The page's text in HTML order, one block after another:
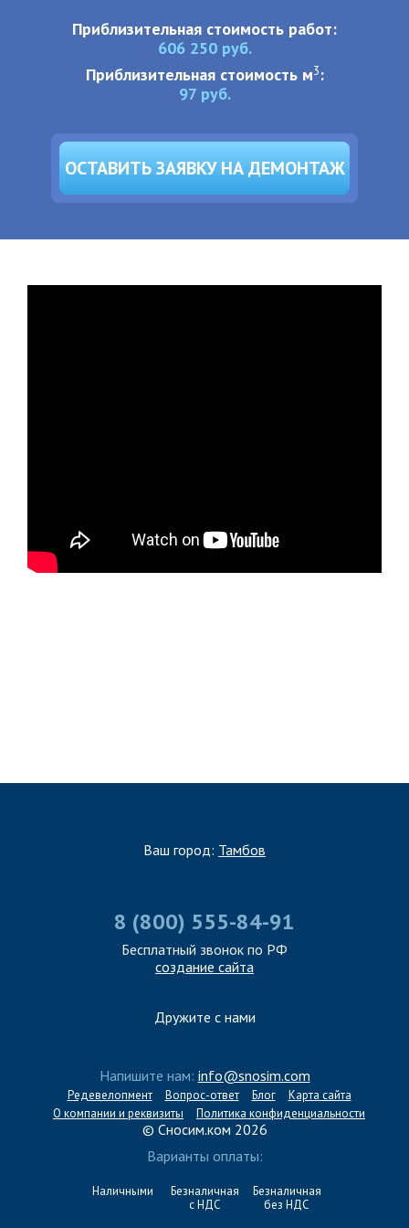
Приблизительная стоимость работ:
606 250руб.
Приблизительная стоимость м3:
97руб.
ОСТАВИТЬ ЗАЯВКУ НА ДЕМОНТАЖ
Ваш город: Тамбов
8 (800) 555-84-91
Бесплатный звонок по РФ
создание сайта
Дружите с нами
Напишите нам: info@snosim.com
Редевелопмент Вопрос-ответ Блог
Карта сайта
О компании и реквизиты
Политика конфиденциальности
© Сносим.ком 2026
Варианты оплаты:
Наличными
Безналичная
с НДС
Безналичная
без НДС